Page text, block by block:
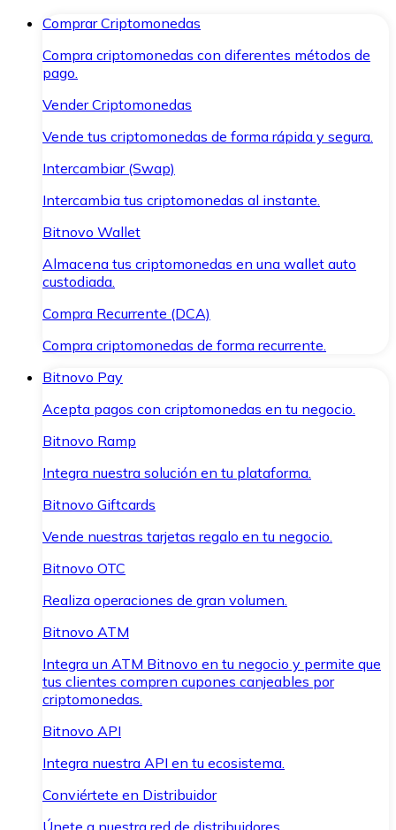
Comprar Criptomonedas
Compra criptomonedas con diferentes métodos de
pago.
Vender Criptomonedas
Vende tus criptomonedas de forma rápida y segura.
Intercambiar (Swap)
Intercambia tus criptomonedas al instante.
Bitnovo Wallet
Almacena tus criptomonedas en una wallet auto
custodiada.
Compra Recurrente (DCA)
Compra criptomonedas de forma recurrente.
Bitnovo Pay
Acepta pagos con criptomonedas en tu negocio.
Bitnovo Ramp
Integra nuestra solución en tu plataforma.
Bitnovo Giftcards
Vende nuestras tarjetas regalo en tu negocio.
Bitnovo OTC
Realiza operaciones de gran volumen.
Bitnovo ATM
Integra un ATM Bitnovo en tu negocio y permite que
tus clientes compren cupones canjeables por
criptomonedas.
Bitnovo API
Integra nuestra API en tu ecosistema.
Conviértete en Distribuidor
Únete a nuestra red de distribuidores.